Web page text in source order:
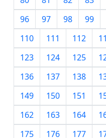
96
97 98 99
110
111 112
123
124 125
136
137 138
149
150 151
162
163 164
175
176 177